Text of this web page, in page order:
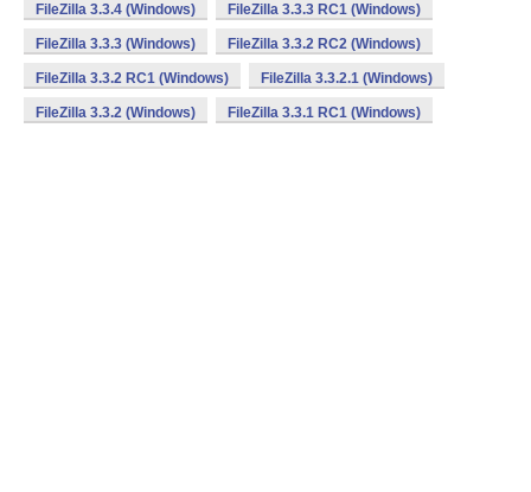
FileZilla 3.3.4 (Windows) FileZilla 3.3.3 RC1 (Windows)
FileZilla 3.3.3 (Windows) FileZilla 3.3.2 RC2 (Windows)
FileZilla 3.3.2 RC1 (Windows) FileZilla 3.3.2.1 (Windows)
FileZilla 3.3.2 (Windows) FileZilla 3.3.1 RC1 (Windows)